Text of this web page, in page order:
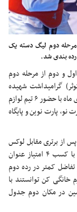
مرحله دوم لیگ دسته یک
بندی شد.
و دوم از مرحله دوم
گرامیداشت شهیده
شاخص کشور «فاطمه اسدی»، امروز چهارشنبه ۱۴ دی ماه با حضور ۶ تیم لوازم
پارت نوین و پایگاه
پس از برتری مقابل لوکس
شمشیری، برابر تیم لوازم خانگی کن متوقف شد و با کسب ۴ امتیاز عنوان
کرد. پارت نوین با ۴ امتیاز و تفاضل کمتر در رده دوم
خانگی کن توانستند با
در مکان دوم جدول